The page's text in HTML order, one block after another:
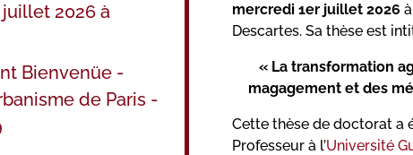
juillet 2026 à
Bienvenüe -
de Paris -
mercredi 1er juillet 2026
Descartes. Sa thèse est
« La transformation
magagement et des
Cette thèse de doctorat a
Professeur à l’Université